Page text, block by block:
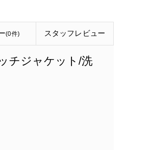
(0件) スタッフ レビュー
チジャケット/洗